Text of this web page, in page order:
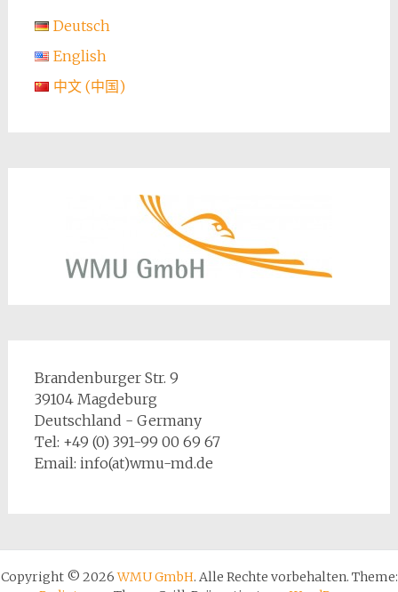
Deutsch
English
中文 (中国)
Brandenburger Str. 9
39104 Magdeburg
Deutschland - Germany
Tel: +49 (0) 391-99 00 69 67
Email: info(at)wmu-md.de
Copyright © 2026WMU GmbH. Alle Rechte vorbehalten. Theme: